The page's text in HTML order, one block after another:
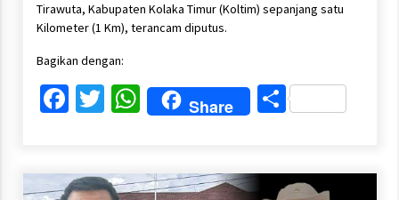
Tirawuta, Kabupaten Kolaka Timur (Koltim) sepanjang satu
Kilometer (1 Km), terancam diputus.
Bagikan dengan:
Facebook
Twitter
WhatsApp
Share Share